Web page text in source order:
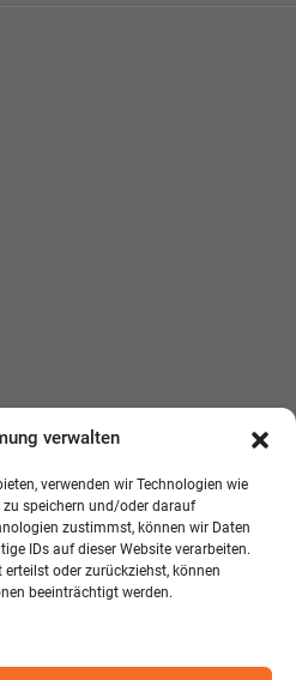
verwalten
verwenden wir Technologien wie
speichern und/oder darauf
zustimmst, können wir Daten
IDs auf dieser Website verarbeiten.
oder zurückziehst, können
beeinträchtigt werden.